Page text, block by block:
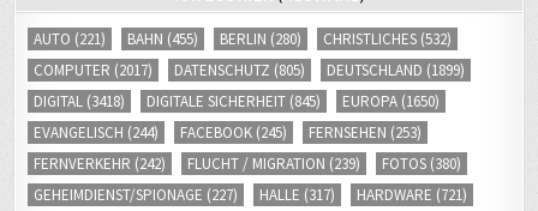
AUTO(221) BAHN(455) BERLIN(280) CHRISTLICHES(532)
COMPUTER
(2017) DATENSCHUTZ (805) DEUTSCHLAND(1899)
DIGITAL (3418) DIGITALE SICHERHEIT(845) EUROPA(1650)
EVANGELISCH (244) FACEBOOK(245) FERNSEHEN(253)
FERNVERKEHR(242) FLUCHT / MIGRATION(239) FOTOS
GEHEIMDIENST/SPIONAGE(227) HALLE (317) HARDWARE(721)
INTERNET(2671) INTERNETHANDEL(413) INTERNETRECHT(483)